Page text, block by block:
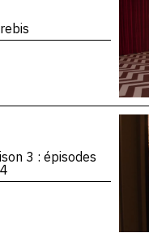
3 : épisodes